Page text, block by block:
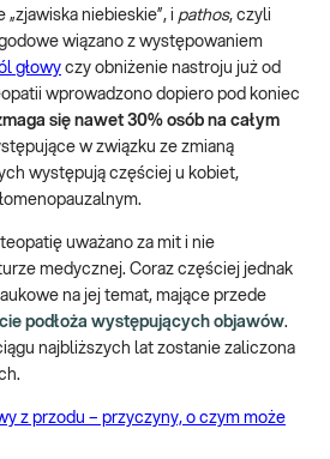
niebieskie”, i pathos, czyli
wiązano z występowaniem
głowy czy obniżenie nastroju już od
wprowadzono dopiero pod koniec
się nawet 30% osób na całym
w związku ze zmianą
występują częściej u kobiet,
uważano za mit i nie
medycznej. Coraz częściej jednak
na jej temat, mające przede
podłoża występujących objawów.
najbliższych lat zostanie zaliczona
z przodu – przyczyny, o czym może